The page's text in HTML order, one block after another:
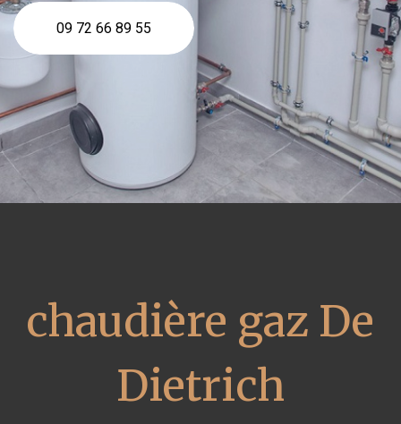
09 72 66 89 55
chaudière gaz De
Dietrich